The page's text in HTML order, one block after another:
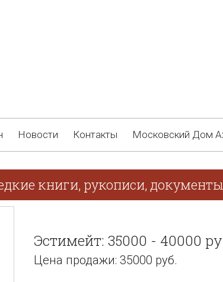
Новости Контакты Московский Дом
книги, рукописи,
Эстимейт: 35000 - 40000
Цена продажи: 35000 руб.